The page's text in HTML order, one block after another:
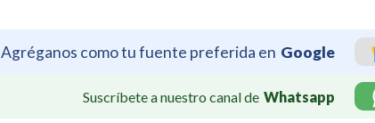
Agréganos como tu fuente preferida en Google
Suscríbete a nuestro canal de Whatsapp